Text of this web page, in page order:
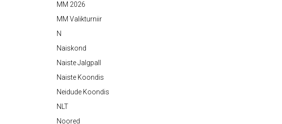
MM 2026
MM Valikturniir
N
Naiskond
Naiste Jalgpall
Naiste Koondis
Neidude Koondis
NLT
Noored